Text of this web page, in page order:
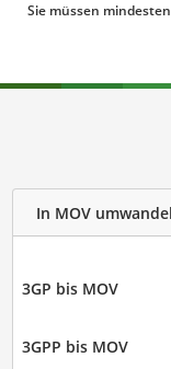
Sie müssen
In MOV
3GP bis MOV
3GPP bis MOV